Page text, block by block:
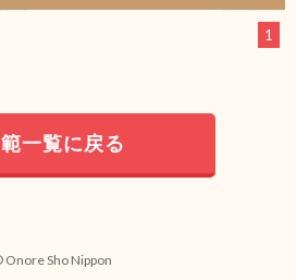
1
一覧に戻る
Onore Sho Nippon